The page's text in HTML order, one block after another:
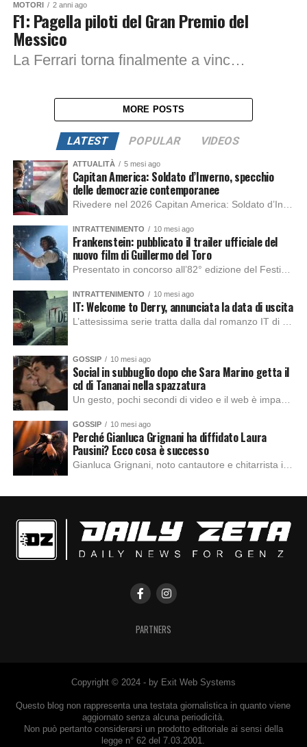
MOTORI 2 anni ago
F1: Pagella piloti del Gran Premio del
Messico
La Ferrari torna finalmente a vincere in Messico dopo anni di digiuno, l’ultimo era stato Alain Prost. Il vero protagonista di questo weekend è stato Carlos...
MORE POSTS
LATEST POPULAR VIDEOS
ATTUALITÀ 5 mesi ago
Capitan America: Soldato d’Inverno, specchio
delle democrazie contemporanee
Rivedere nel 2026 Capitan America: Soldato d’Inverno, fa notare elementi delle democrazie moderne attuali che presentano un impatto diretto con il pubblico e il richiamo della forza di volontà e il pensiero critico del singolo. Captain America: Soldato d’Inverno (Captain America: The Winter Soldier nella versione originale) è il secondo film del supereroe della Marvel […]
INTRATTENIMENTO 10 mesi ago
Frankenstein: pubblicato il trailer ufficiale del
nuovo film di Guillermo del Toro
Presentato in concorso all’82° edizione del Festival del Cinema di Venezia, con l’impeccabile interpretazione di Oscar Isaac, Jacob Elordi, Mia Goth e Christoph Waltz, è stato pubblicato il trailer finale della nuova trasposizione cinematografica di Frankenstein firmata dal regista Guillermo del Toro. Sarà disponibile in anteprima nei cinema selezionati dal 22 ottobre e sulla piattaforma […]
INTRATTENIMENTO 10 mesi ago
IT: Welcome to Derry, annunciata la data di uscita
L’attesissima serie tratta dalla dal romanzo IT di Stephen King, arriverà anche in Italia, molto prima del previsto, dato che nei giorni precedenti HBO Max ha rivelato la data di uscita negli Stati Uniti, è giunto il momento anche per l’Italia. La nuova serie drammatica creata dal regista Andy Muschietti, basata sul romanzo best seller […]
GOSSIP 10 mesi ago
Social in subbuglio dopo che Sara Marino getta il
cd di Tananai nella spazzatura
Un gesto, pochi secondi di video e il web è impazzito. Nella serata di domenica, Sara Marino, ex compagna di Tananai, ha pubblicato su Instagram una storia che non lasciava spazio a interpretazioni: il cd del cantante finiva dritto nella spazzatura. Un segnale forte e simbolico allo stesso tempo. Questa vicenda arriva dopo altre indicazioni […]
GOSSIP 10 mesi ago
Perché Gianluca Grignani ha diffidato Laura
Pausini? Ecco cosa è successo
Gianluca Grignani, noto cantautore e chitarrista italiano, ha recentemente inviato una diffida formale a Laura Pausini. Al centro dello scontro sembra esserci il brano più amato del cantautore italiano, nonché “la mia storia tra le dita”, che la Pausina ha reinterpretato per “Io canto 2” in varie lingue (Italiano, Spagnolo, Portoghese e Francese), dichiarando pubblicamente […]
PARTNERS
Copyright © 2024 - by Exit Web Systems
Questo blog non rappresenta una testata giornalistica in quanto viene
aggiornato senza alcuna periodicità.
Non può pertanto considerarsi un prodotto editoriale ai sensi della
legge n° 62 del 7.03.2001.